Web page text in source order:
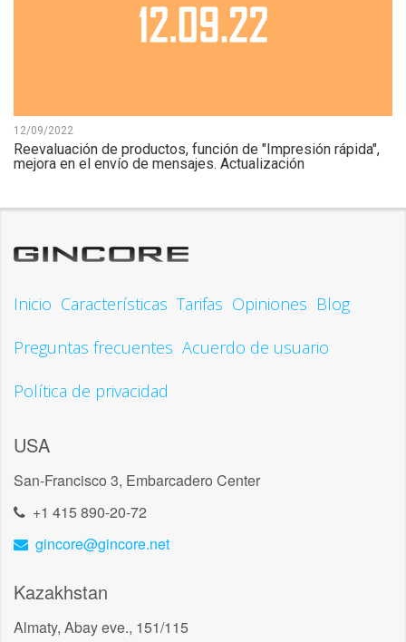
12/09/2022
Reevaluación de productos, función de "Impresión rápida",
mejora en el envío de mensajes. Actualización
Inicio Características Tarifas Opiniones Blog
Preguntas frecuentes Acuerdo de usuario
Política de privacidad
USA
San-Francisco 3, Embarcadero Center
+1 415 890-20-72
gincore@gincore.net
Kazakhstan
Almaty, Abay eve., 151/115